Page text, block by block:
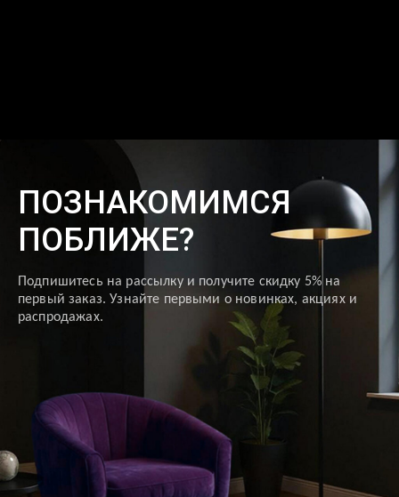
ПОЗНАКОМИМСЯ
ПОБЛИЖЕ?
Подпишитесь на рассылку и получите скидку 5% на
первый заказ. Узнайте первыми о новинках, акциях и
распродажах.